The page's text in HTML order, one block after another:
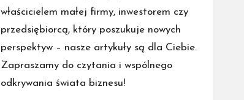
właścicielem małej firmy, inwestorem czy
przedsiębiorcą, który poszukuje nowych
perspektyw – nasze artykuły są dla Ciebie.
Zapraszamy do czytania i wspólnego
odkrywania świata biznesu!